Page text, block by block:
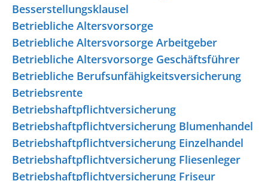
Besserstellungsklausel
Betriebliche Altersvorsorge
Betriebliche Altersvorsorge Arbeitgeber
Betriebliche Altersvorsorge Geschäftsführer
Betriebliche Berufsunfähigkeitsversicherung
Betriebsrente
Betriebshaftpflichtversicherung
Betriebshaftpflichtversicherung Blumenhandel
Betriebshaftpflichtversicherung Einzelhandel
Betriebshaftpflichtversicherung Fliesenleger
Betriebshaftpflichtversicherung Friseur